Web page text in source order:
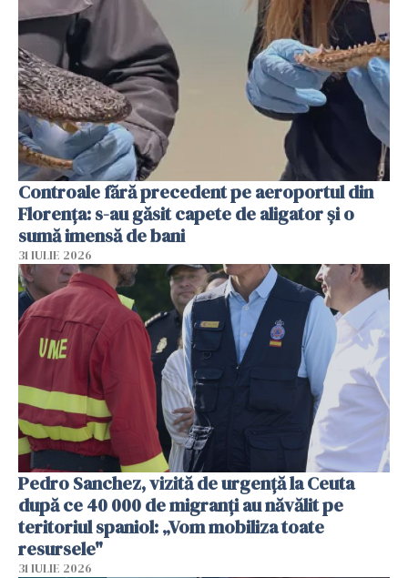
Controale fără precedent pe aeroportul din
Florența: s-au găsit capete de aligator și o
sumă imensă de bani
31 IULIE 2026
Pedro Sanchez, vizită de urgență la Ceuta
după ce 40 000 de migranți au năvălit pe
teritoriul spaniol: „Vom mobiliza toate
resursele"
31 IULIE 2026